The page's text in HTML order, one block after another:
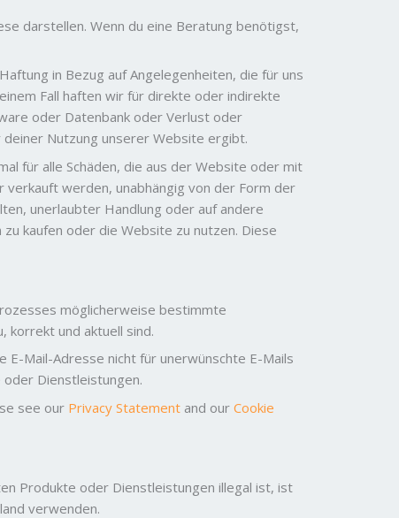
darstellen. Wenn du eine Beratung benötigst,
in Bezug auf Angelegenheiten, die für uns
Fall haften wir für direkte oder indirekte
oder Datenbank oder Verlust oder
Nutzung unserer Website ergibt.
für alle Schäden, die aus der Website oder mit
werden, unabhängig von der Form der
unerlaubter Handlung oder auf andere
kaufen oder die Website zu nutzen. Diese
möglicherweise bestimmte
korrekt und aktuell sind.
Mail-Adresse nicht für unerwünschte E-Mails
Dienstleistungen.
see our Privacy Statement and our Cookie
Produkte oder Dienstleistungen illegal ist, ist
verwenden.